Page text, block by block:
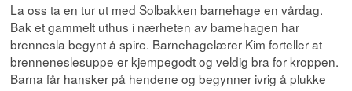
La oss ta en tur ut med Solbakken barnehage en vårdag.
Bak et gammelt uthus i nærheten av barnehagen har
brennesla begynt å spire. Barnehagelærer Kim forteller at
brenneneslesuppe er kjempegodt og veldig bra for kroppen.
Barna får hansker på hendene og begynner ivrig å plukke